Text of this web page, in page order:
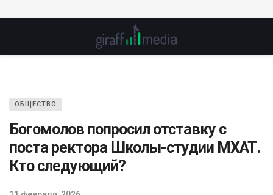
ОБЩЕСТВО
Богомолов попросил отставку с
поста ректора Школы-студии МХАТ.
Кто следующий?